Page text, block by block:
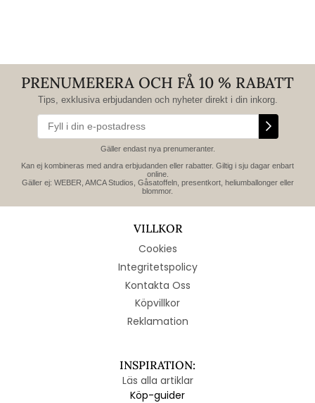
PRENUMERERA OCH FÅ 10 % RABATT
Tips, exklusiva erbjudanden och nyheter direkt i din inkorg.
Gäller endast nya prenumeranter.
Kan ej kombineras med andra erbjudanden eller rabatter. Giltig i sju dagar enbart
online.
Gäller ej: WEBER, AMCA Studios, Gåsatoffeln, presentkort, heliumballonger eller
blommor.
VILLKOR
Cookies
Integritetspolicy
Kontakta Oss
Köpvillkor
Reklamation
INSPIRATION:
Läs alla artiklar
Köp-guider